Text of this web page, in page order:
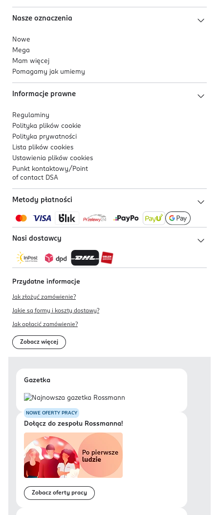
Nasze oznaczenia
Nowe
Mega
Mam więcej
Pomagamy jak umiemy
Informacje prawne
Regulaminy
Polityka plików cookie
Polityka prywatności
Lista plików cookies
Ustawienia plików cookies
Punkt kontaktowy/ Point
of contact DSA
Metody płatności
Nasi dostawcy
Przydatne informacje
Jak złożyć zamówienie?
Jakie są formy i koszty dostawy?
Jak opłacić zamówienie?
Zobacz więcej
Gazetka
NOWE OFERTY PRACY
Dołącz do zespołu Rossmanna!
Zobacz oferty pracy